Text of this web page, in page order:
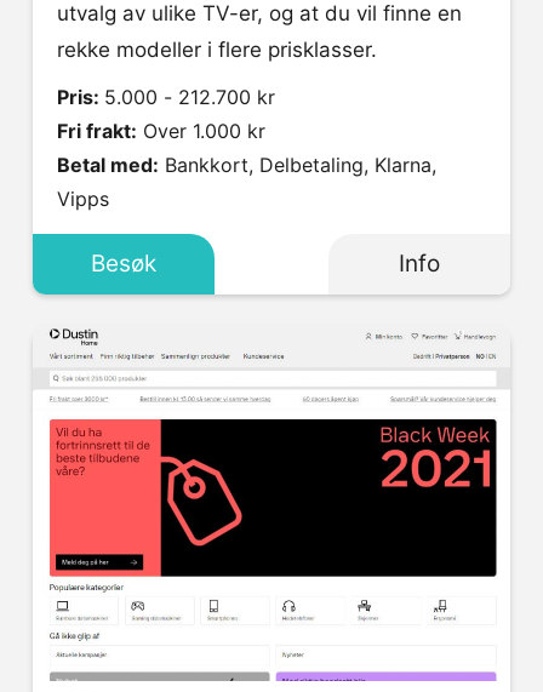
utvalg av ulike TV-er, og at du vil finne en
rekke modeller i flere prisklasser.
Pris: 5.000 - 212.700 kr
Fri frakt: Over 1.000 kr
Betal med:
Vipps
Besøk Info